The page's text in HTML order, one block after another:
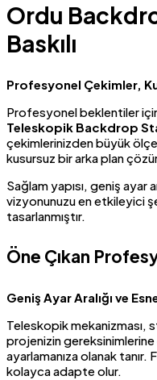
Ordu
Baskılı
Profesyonel Çekimler,
Profesyonel beklentiler
Teleskopik Backdrop
çekimlerinizden büyük
kusursuz bir arka plan
Sağlam yapısı, geniş ayar
vizyonunuzu en etkileyici
tasarlanmıştır.
Öne Çıkan
Geniş Ayar Aralığı ve
Teleskopik mekanizması,
projenizin
ayarlamanıza olanak
kolayca adapte olur.